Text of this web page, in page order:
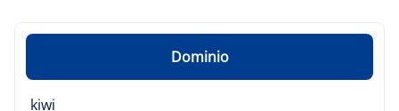
Dominio
kiwi